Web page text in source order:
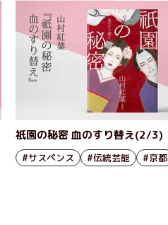
祇園の秘密 血のすり替え(2/3)
#サスペンス #伝統芸能 #京都